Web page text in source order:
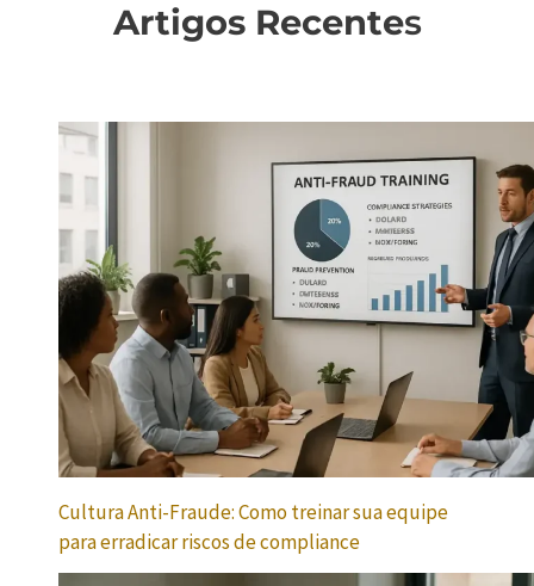
Artigos Recentes
Cultura Anti-Fraude: Como treinar sua equipe
para erradicar riscos de compliance